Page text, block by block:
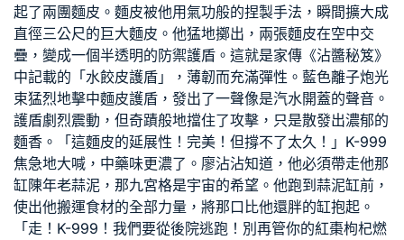
起了兩團麵皮。麵皮被他用氣功般的捏製手法，瞬間擴大成
直徑三公尺的巨大麵皮。他猛地擲出，兩張麵皮在空中交
疊，變成一個半透明的防禦護盾。這就是家傳《沾醬秘笈》
中記載的「水餃皮護盾」，薄韌而充滿彈性。藍色離子炮光
束猛烈地擊中麵皮護盾，發出了一聲像是汽水開蓋的聲音。
護盾劇烈震動，但奇蹟般地擋住了攻擊，只是散發出濃郁的
麵香。「這麵皮的延展性！完美！但撐不了太久！」K-999
焦急地大喊，中藥味更濃了。廖沾沾知道，他必須帶走他那
缸陳年老蒜泥，那九宮格是宇宙的希望。他跑到蒜泥缸前，
使出他搬運食材的全部力量，將那口比他還胖的缸抱起。
「走！K-999！我們要從後院逃跑！別再管你的紅棗枸杞燃